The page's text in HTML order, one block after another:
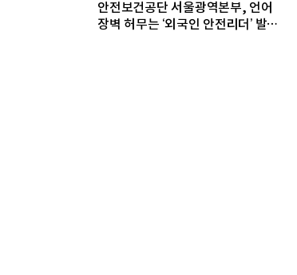
안전보건공단 서울광역본부, 언어
장벽 허무는 ‘외국인 안전리더’ 발대